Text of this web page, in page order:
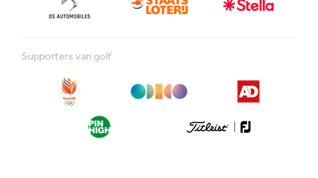
Supporters van golf